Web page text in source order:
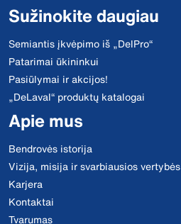
Sužinokite daugiau
Semiantis įkvėpimo iš „DelPro“
Patarimai ūkininkui
Pasiūlymai ir akcijos!
„DeLaval“ produktų katalogai
Apie mus
Bendrovės istorija
Vizija, misija ir svarbiausios vertybės
Karjera
Kontaktai
Tvarumas